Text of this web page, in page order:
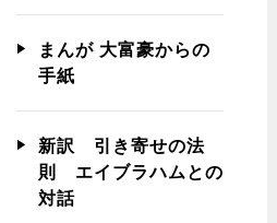
まんが 大富豪からの
手紙
新訳 引き寄せの法
則 エイブラハムとの
対話